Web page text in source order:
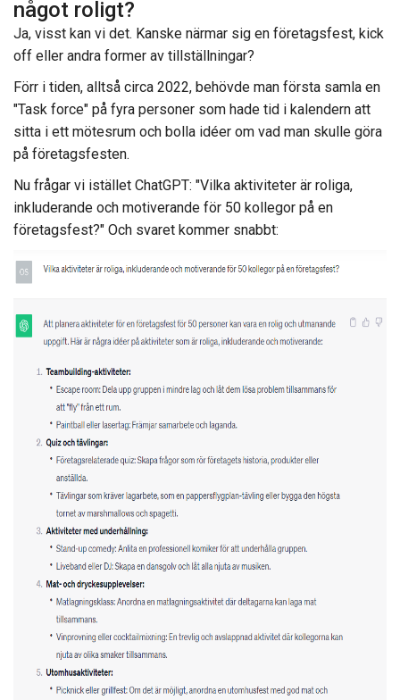
något roligt?
Ja, visst kan vi det. Kanske närmar sig en företagsfest, kick
off eller andra former av tillställningar?
Förr i tiden, alltså circa 2022, behövde man första samla en
"Task force" på fyra personer som hade tid i kalendern att
sitta i ett mötesrum och bolla idéer om vad man skulle göra
på företagsfesten.
Nu frågar vi istället ChatGPT: "Vilka aktiviteter är roliga,
inkluderande och motiverande för 50 kollegor på en
företagsfest?" Och svaret kommer snabbt: